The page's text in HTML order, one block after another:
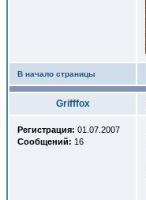
В начало страницы
Grifffox
Регистрация: 01.07.2007
Сообщений: 16